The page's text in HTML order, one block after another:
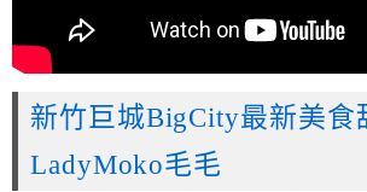
新竹巨城BigCity最新美食
LadyMoko毛毛